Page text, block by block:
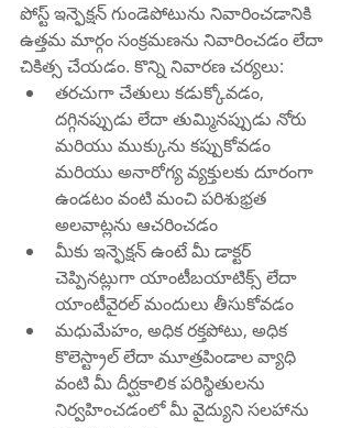
పోస్ట్ ఇన్ఫెక్షన్ గుండెపోటును నివారించడానికి
ఉత్తమ మార్గం సంక్రమణను నివారించడం లేదా
చికిత్స చేయడం. కొన్ని నివారణ చర్యలు:
తరచుగా చేతులు కడుక్కోవడం,
దగ్గినప్పుడు లేదా తుమ్మినప్పుడు నోరు
మరియు ముక్కును కప్పుకోవడం
మరియు అనారోగ్య వ్యక్తులకు దూరంగా
ఉండటం వంటి మంచి పరిశుభ్రత
అలవాట్లను ఆచరించడం
మీకు ఇన్ఫెక్షన్ ఉంటే మీ డాక్టర్
చెప్పినట్లుగా యాంటీబయాటిక్స్ లేదా
యాంటీవైరల్ మందులు తీసుకోవడం
మధుమేహం, అధిక రక్తపోటు, అధిక
కొలెస్ట్రాల్ లేదా మూత్రపిండాల వ్యాధి
వంటి మీ దీర్ఘకాలిక పరిస్థితులను
నిర్వహించడంలో మీ వైద్యుని సలహాను